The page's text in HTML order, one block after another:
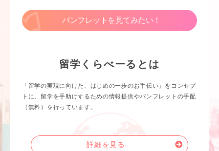
パンフレットを見てみたい！
留学くらべーるとは
「留学の実現に向けた、はじめの一歩のお手伝い」をコンセプ
トに、留学を手助けするための情報提供やパンフレットの手配
（無料）を行っています。
詳細を見る